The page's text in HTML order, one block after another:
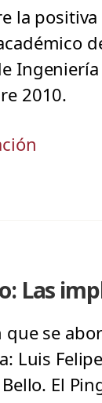
la
2010.
Las
que se
Luis
El